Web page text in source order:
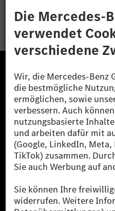
Die Mercedes-Benz
Die Mercedes-Benz Group
ist eines der
der Welt. Mit der
den größten Anbietern
und Vans. Die Mercedes-
Finanzierung, Leasing,
Flottenmanagement,
und Bezahlen, die
sowie innovative